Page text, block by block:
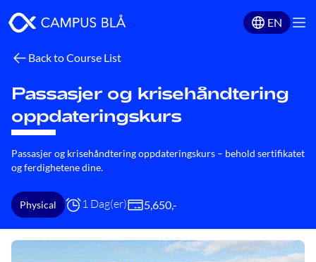
EN
Back to Course List
Passasjer og krisehåndtering
oppdateringskurs
Passasjer og krisehåndtering oppdateringskurs – behold sertifikatet
og ferdighetene dine.
Physical 1 Dag(er) 5,650,-